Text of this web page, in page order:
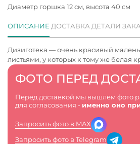
Диаметр горшка 12 см, высота 40 см
ФОТО ПЕРЕД
Перед доставкой мы вышлем фото
для согласования - именно оно
Запросить фото в MAX
Запросить фото в Telegram
ОПИСАНИЕ ДОСТАВКА ДЕТАЛИ
Дизиготека — очень красивый
листьями, у которых к тому же белая